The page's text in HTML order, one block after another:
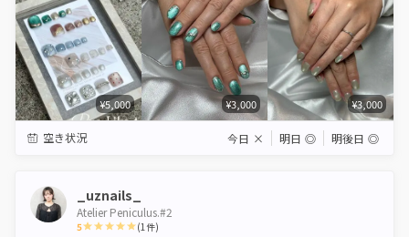
¥5,000 ¥3,000 ¥3,000
空き状況 今日 × 明日 ◎ 明後日 ◎
_uznails_
Atelier Peniculus.#2
5 (1件)